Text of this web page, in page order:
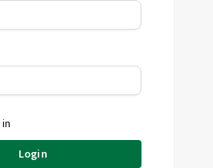
Login